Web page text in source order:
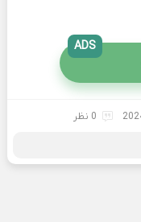
ADS
0 نظر